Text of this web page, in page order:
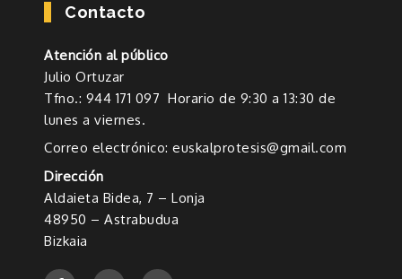
Contacto
Atención al público
Julio Ortuzar
Tfno.: 944 171 097 Horario de 9:30 a 13:30 de
lunes a viernes.
Correo electrónico: euskalprotesis@gmail.com
Dirección
Aldaieta Bidea, 7 – Lonja
48950 – Astrabudua
Bizkaia